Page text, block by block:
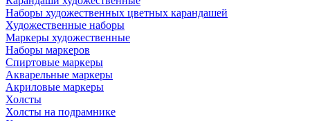
Наборы художественных цветных карандашей
Художественные наборы
Маркеры художественные
Наборы маркеров
Спиртовые маркеры
Акварельные маркеры
Акриловые маркеры
Холсты
Холсты на подрамнике